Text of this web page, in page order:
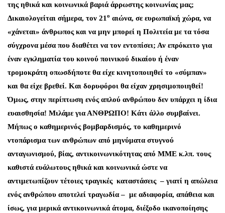
της ηθικά και κοινωνικά βαριά άρρωστης κοινωνίας μας;
Δικαιολογείται σήμερα, τον 21 ο αιώνα, σε ευρωπαϊκή χώρα, να
«χάνεται» άνθρωπος και να μην μπορεί η Πολιτεία με τα τόσα
σύγχρονα μέσα που διαθέτει να τον εντοπίσει; Αν επρόκειτο για
έναν εγκληματία του κοινού ποινικού δικαίου ή έναν
τρομοκράτη οπωσδήποτε θα είχε κινητοποιηθεί το «σύμπαν»
και θα είχε βρεθεί. Και δορυφόροι θα είχαν χρησιμοποιηθεί!
Όμως, στην περίπτωση ενός απλού ανθρώπου δεν υπάρχει η ίδια
ευαισθησία! Μιλάμε για ΑΝΘΡΩΠΟ! Κάτι άλλο συμβαίνει.
Μήπως ο καθημερινός βομβαρδισμός, το καθημερινό
ντοπάρισμα των ανθρώπων από μηνύματα στυγνού
ανταγωνισμού, βίας, αντικοινωνικότητας από ΜΜΕ κ.λπ. τους
καθιστά ευάλωτους ηθικά και κοινωνικά ώστε να
αντιμετωπίζουν τέτοιες τραγικές καταστάσεις – γιατί η απώλεια
ενός ανθρώπου αποτελεί τραγωδία – με αδιαφορία, απάθεια και
ίσως, για μερικά αντικοινωνικά άτομα, διέξοδο ικανοποίησης